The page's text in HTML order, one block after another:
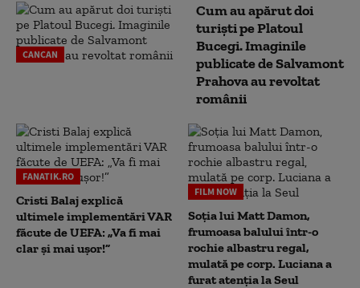
CANCAN
Cum au apărut doi
turiști pe Platoul
Bucegi. Imaginile
publicate de Salvamont
Prahova au revoltat
românii
FANATIK.RO
Cristi Balaj explică
ultimele implementări VAR
făcute de UEFA: „Va fi mai
clar și mai ușor!”
FILM NOW
Soția lui Matt Damon,
frumoasa balului într-o
rochie albastru regal,
mulată pe corp. Luciana a
furat atenția la Seul